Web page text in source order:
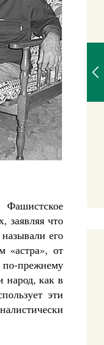
заявляя что
его
«астра», от
по-прежнему
народ, как в
эти
Научись у